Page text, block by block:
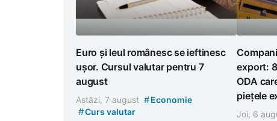
Euro și leul românesc se ieftinesc
ușor. Cursul valutar pentru 7
august
Astăzi, 7 august #Economie
#Curs valutar
export:
ODA
piețele
Joi, 6